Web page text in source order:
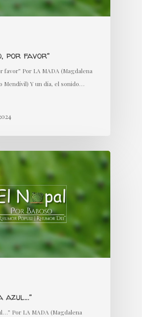
por favor”
favor” Por LA MADA (Magdalena
Mendívil) Y un día, el sonido…
azul…”
Por LA MADA (Magdalena